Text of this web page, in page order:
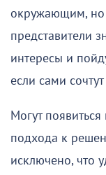
окружающим, но
представители
интересы и
если сами
Могут
подхода к
исключено, что